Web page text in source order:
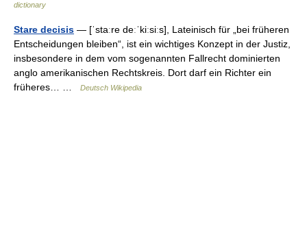
dictionary
Stare decisis — [ˈstaːre deːˈkiːsiːs], Lateinisch für „bei früheren
Entscheidungen bleiben“, ist ein wichtiges Konzept in der Justiz,
insbesondere in dem vom sogenannten Fallrecht dominierten
anglo amerikanischen Rechtskreis. Dort darf ein Richter ein
früheres… …
Deutsch Wikipedia